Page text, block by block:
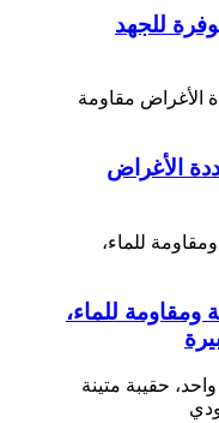
للجهد
الأغراض
ومقاومة للماء،